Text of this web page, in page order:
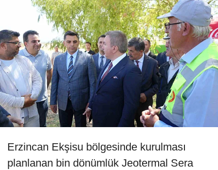
Erzincan Ekşisu bölgesinde kurulması
planlanan bin dönümlük Jeotermal Sera